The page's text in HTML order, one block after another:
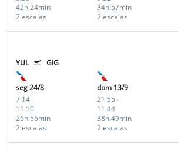
2 escalas
42h 24min
2 escalas
34h 57min
YUL GIG
seg 24/8
7:14-
11:10
2 escalas
26h 56min
dom 13/9
21:55-
11:44
2 escalas
38h 49min